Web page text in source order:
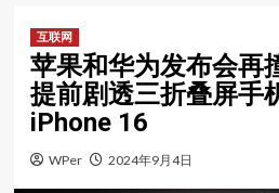
互联网
苹果和华为发布会再
提前剧透三折叠屏手
iPhone 16
WPer 2024年9月4日